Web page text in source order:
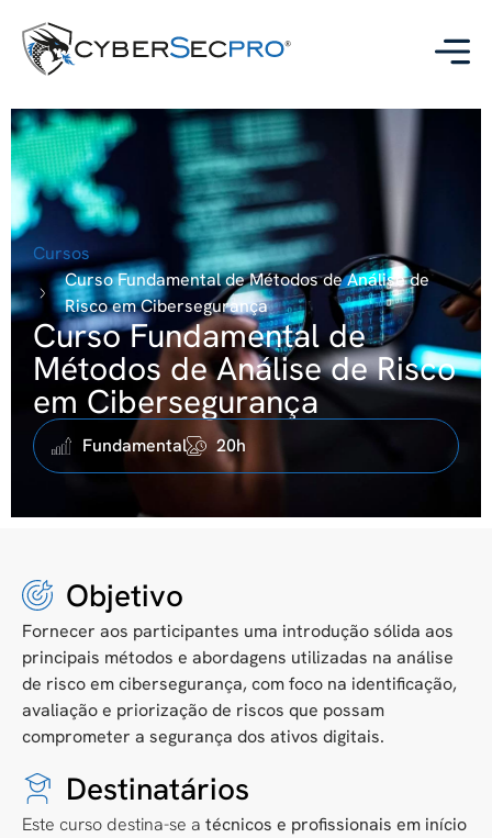
Cursos
Curso Fundamental de Métodos de Análise de
Risco em Cibersegurança
Curso Fundamental de
Métodos de Análise de Risco
em Cibersegurança
Fundamental 20h
Objetivo
Fornecer aos participantes uma introdução sólida aos
principais métodos e abordagens utilizadas na análise
de risco em cibersegurança, com foco na identificação,
avaliação e priorização de riscos que possam
comprometer a segurança dos ativos digitais.
Destinatários
Este curso destina-se a técnicos e profissionais em início